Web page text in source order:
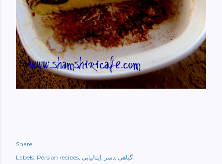
Share
Labels: Persian recipes ایتالیایی دسر گیاهی